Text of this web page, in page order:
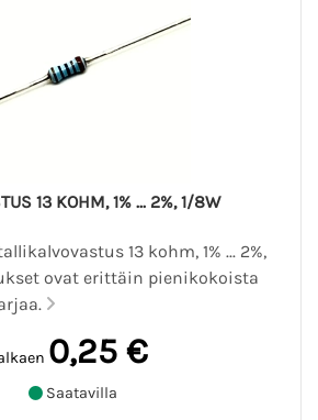
13 KOHM, 1% ... 2%, 1/8W
13 kohm, 1% ... 2%,
ovat erittäin pienikokoista
0,25 €
Saatavilla